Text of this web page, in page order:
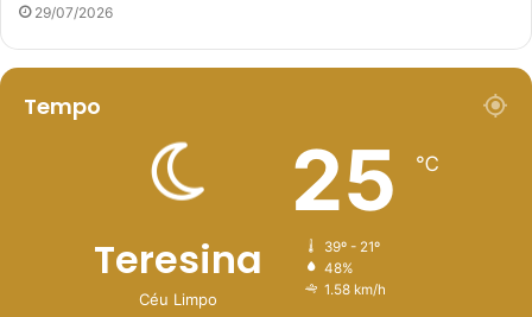
29/07/2026
Tempo
Teresina
Céu Limpo
25 ℃
39º - 21º
48%
1.58 km/h